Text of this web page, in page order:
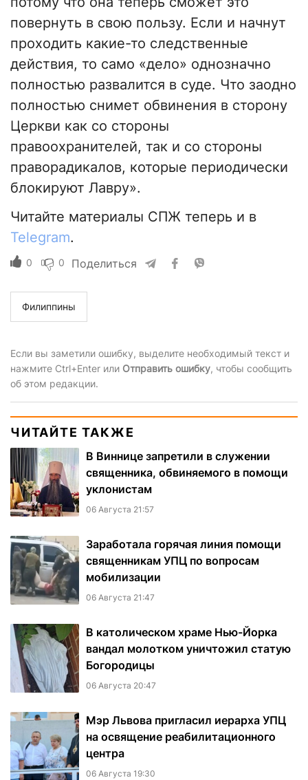
повернуть в свою пользу. Если и начнут
проходить какие-то следственные
действия, то само «дело» однозначно
полностью развалится в суде. Что заодно
полностью снимет обвинения в сторону
Церкви как со стороны
правоохранителей, так и со стороны
праворадикалов, которые периодически
блокируют Лавру».
Читайте материалы СПЖ теперь и в
Telegram.
0 0 Поделиться
Филиппины
Если вы заметили ошибку, выделите необходимый текст и
нажмите Ctrl+Enter или Отправить ошибку, чтобы сообщить
об этом редакции.
ЧИТАЙТЕ ТАКЖЕ
В Виннице запретили в служении
священника, обвиняемого в помощи
уклонистам
06 Августа 21:57
Заработала горячая линия помощи
священникам УПЦ по вопросам
мобилизации
06 Августа 21:47
В католическом храме Нью-Йорка
вандал молотком уничтожил статую
Богородицы
06 Августа 20:47
Мэр Львова пригласил иерарха УПЦ
на освящение реабилитационного
центра
06 Августа 19:30